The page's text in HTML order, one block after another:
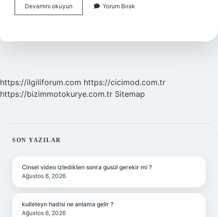
Devamını okuyun
Bölgesinde
Nasıl
Yorum Bırak
https://ilgiliforum.com https://cicimod.com.tr
https://bizimmotokurye.com.tr Sitemap
SIDEBAR
SON YAZILAR
Cinsel video izledikten sonra gusül gerekir mi ?
Ağustos 6, 2026
kulleteyn hadisi ne anlama gelir ?
Ağustos 6, 2026